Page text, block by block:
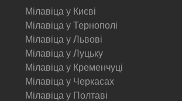
Мілавіца у Києві
Мілавіца у Тернополі
Мілавіца у Львові
Мілавіца у Луцьку
Мілавіца у Кременчуці
Мілавіца у Черкасах
Мілавіца у Полтаві